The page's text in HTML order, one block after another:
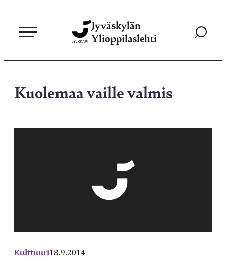
sisältöön
Jyväskylän
Ylioppilaslehti
Siirry
Kuolemaa vaille valmis
Kulttuuri18.9.2014